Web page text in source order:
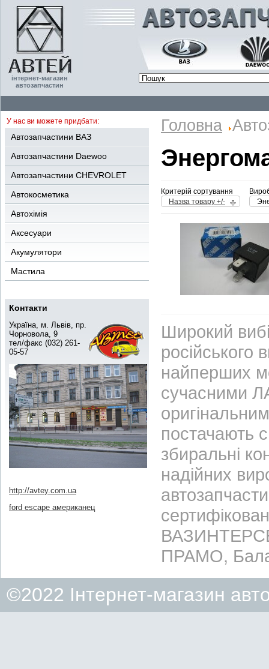
інтернет-магазин
автозапчастин
У нас ви можете придбати:
Автозапчастини ВАЗ
Автозапчастини Daewoo
Автозапчастини CHEVROLET
Автокосметика
Автохімія
Аксесуари
Акумулятори
Мастила
Контакти
Україна, м. Львів, пр.
Чорновола, 9
тел/факс (032) 261-
05-57
http://avtey.com.ua
ford escape американец
Головна
Критерій сортування
Назва товару +/-
Широкий
найперших
сучасними
постачають
збиральні
надійних
ПРАМО,
©2022 Інтернет-магазин